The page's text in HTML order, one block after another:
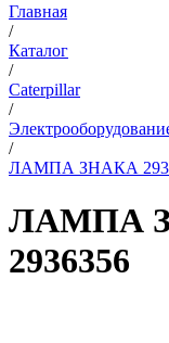
Главная
/
Каталог
/
Caterpillar
/
/
ЛАМПА ЗНАКА 293-
ЛАМПА
2936356